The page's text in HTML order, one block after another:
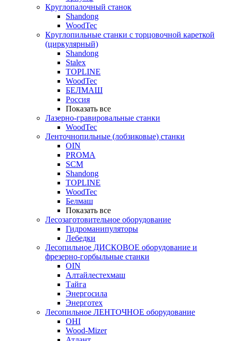
Круглопалочный станок
Shandong
WoodTec
Круглопильные станки с торцовочной кареткой
(циркулярный)
Shandong
Stalex
TOPLINE
WoodTec
БЕЛМАШ
Россия
Показать все
Лазерно-гравировальные станки
WoodTec
Ленточнопильные (лобзиковые) станки
OIN
PROMA
SCM
Shandong
TOPLINE
WoodTec
Белмаш
Показать все
Лесозаготовительное оборудование
Гидроманипуляторы
Лебедки
Лесопильное ДИСКОВОЕ оборудование и
фрезерно-горбыльные станки
OIN
Алтайлестехмаш
Тайга
Энергосила
Энерготех
Лесопильное ЛЕНТОЧНОЕ оборудование
OHI
Wood-Mizer